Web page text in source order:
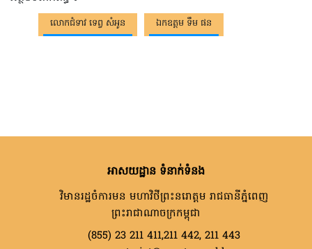
លោកជំទាវ ទេព្វ សំអូន ឯកឧត្តម ទឹម ផន
អាសយដ្ឋាន ទំនាក់ទំនង
វិមានរដ្ឋចំការមន មហាវិថីព្រះនរោត្តម រាជធានីភ្នំពេញ
ព្រះរាជាណាចក្រកម្ពុជា
(855) 23 211 411,211 442, 211 443